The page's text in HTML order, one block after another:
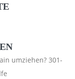
umziehen? 301-